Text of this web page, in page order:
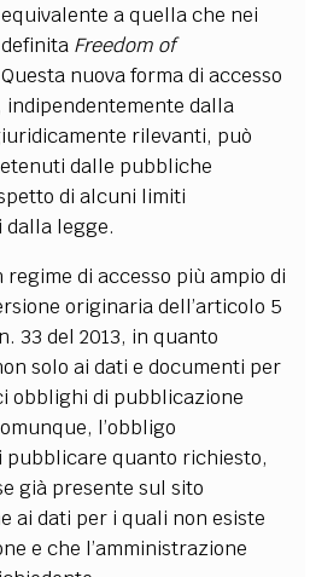
a quella che nei
Freedom of
nuova forma di accesso
dalla
rilevanti, può
dalle pubbliche
di alcuni limiti
dalla legge.
di accesso più ampio di
originaria dell’articolo 5
33 del 2013, in quanto
solo ai dati e documenti per
obblighi di pubblicazione
l’obbligo
pubblicare quanto richiesto,
già presente sul sito
ai dati per i quali non esiste
e che l’amministrazione